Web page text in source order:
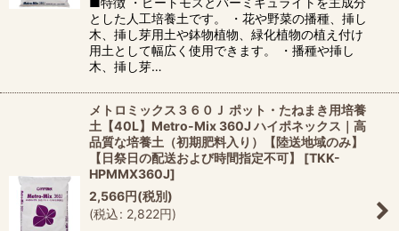
とした人工培養土です。 ・花や野菜の播種、挿し
木、挿し芽用土や鉢物植物、緑化植物の植え付け
用土として幅広く使用できます。 ・播種や挿し
木、挿し芽…
メトロミックス３６０Ｊ ポット・たねまき用培養
土【40L】Metro-Mix 360J ハイポネックス｜高
品質な培養土（初期肥料入り）【陸送地域のみ】
【日祭日の配送および時間指定不可】
[TKK-
HPMMX360J]
2,566円(税別)
(税込: 2,822円)